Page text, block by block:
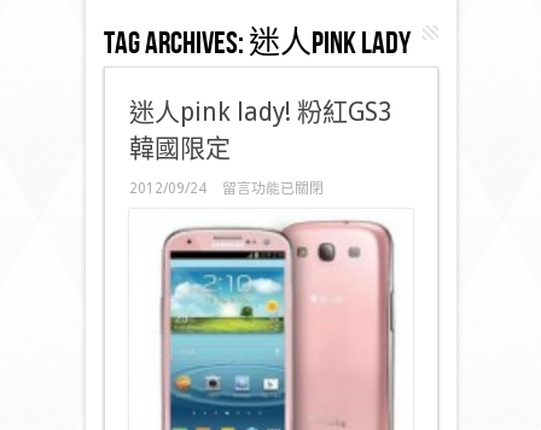
Tag Archives:迷人pink lady
迷人pink lady! 粉紅GS3
韓國限定
2012/09/24
在
人
pink
lady!
粉
紅
GS3
韓
國
限
定〉
中
留言功能已關閉